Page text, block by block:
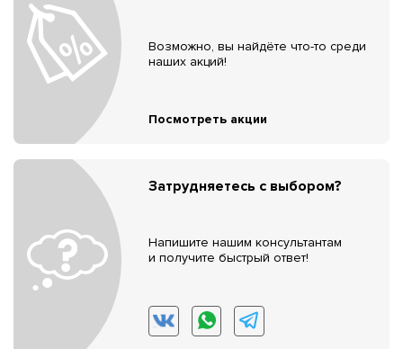
Возможно, вы найдёте что-то среди
наших акций!
Посмотреть акции
Затрудняетесь с выбором?
Напишите нашим консультантам
и получите быстрый ответ!